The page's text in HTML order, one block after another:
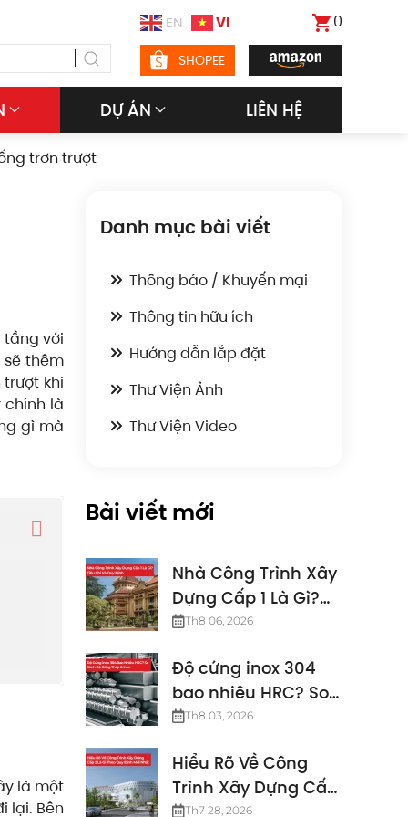
EN VI 0
SHOPEE
DỰ ÁN LIÊN HỆ
trơn trượt
tầng với
thêm
khi
chính là
gì mà
là một
lại. Bên
Danh mục bài viết
Thông báo / Khuyến mại
Thông tin hữu ích
Hướng dẫn lắp đặt
Thư Viện Ảnh
Thư Viện Video
Bài viết mới
Nhà Công Trình Xây
Dựng Cấp 1 Là Gì?
Tiêu Chí Và Quy
Th8 06, 2026
Độ cứng inox 304
bao nhiêu HRC? So
sánh độ cứng thép
Th8 03, 2026
Hiểu Rõ Về Công
Trình Xây Dựng Cấp
2 Là Gì Theo Quy
Th7 28, 2026